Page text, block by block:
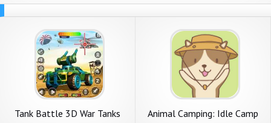
Tank Battle 3D War Tanks
Animal Camping: Idle Camp